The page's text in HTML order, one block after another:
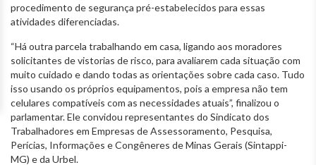
procedimento de segurança pré-estabelecidos para essas
atividades diferenciadas.
“Há outra parcela trabalhando em casa, ligando aos moradores
solicitantes de vistorias de risco, para avaliarem cada situação com
muito cuidado e dando todas as orientações sobre cada caso. Tudo
isso usando os próprios equipamentos, pois a empresa não tem
celulares compatíveis com as necessidades atuais”, finalizou o
parlamentar. Ele convidou representantes do Sindicato dos
Trabalhadores em Empresas de Assessoramento, Pesquisa,
Perícias, Informações e Congêneres de Minas Gerais (Sintappi-
MG) e da Urbel.